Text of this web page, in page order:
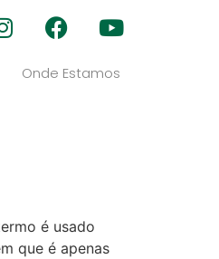
Onde Estamos
é usado
que é apenas